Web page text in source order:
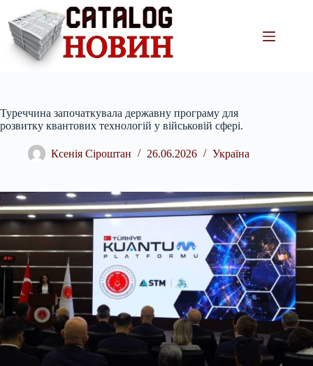
вмісту
Туреччина започаткувала державну програму для
розвитку квантових технологій у військовій сфері.
Ксенія Сіроштан 26.06.2026 Україна